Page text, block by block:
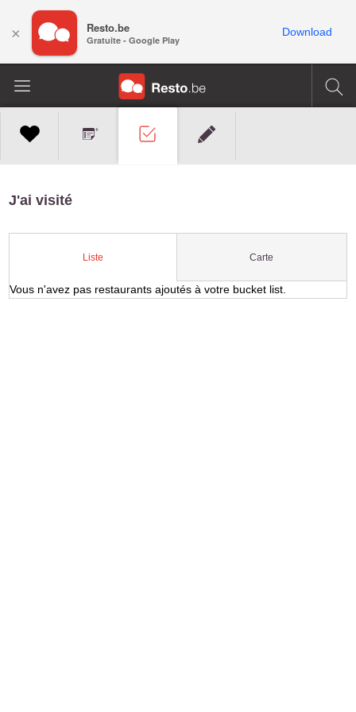
J'ai visité
Liste Carte
Vous n'avez pas restaurants ajoutés à votre bucket list.
× Resto.be
Gratuite - Google Play
Download